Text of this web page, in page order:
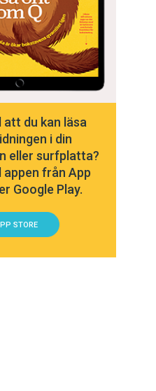
att du kan läsa
i din
eller surfplatta?
appen från App
Google Play.
STORE